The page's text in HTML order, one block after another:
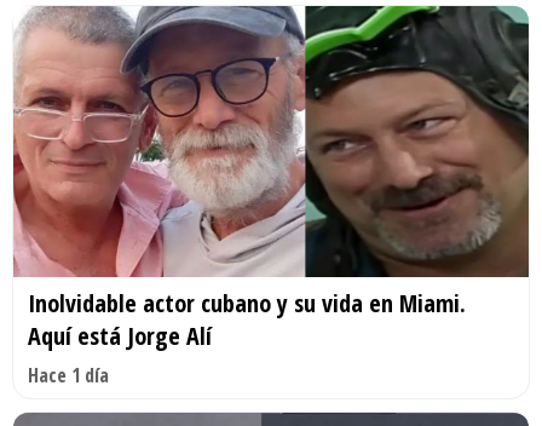
Inolvidable actor cubano y su vida en Miami.
Aquí está Jorge Alí
Hace 1 día